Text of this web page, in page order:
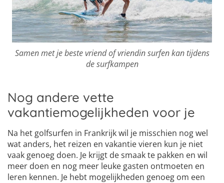
Samen met je beste vriend of vriendin surfen kan tijdens
de surfkampen
Nog andere vette
vakantiemogelijkheden voor je
Na het golfsurfen in Frankrijk wil je misschien nog wel
wat anders, het reizen en vakantie vieren kun je niet
vaak genoeg doen. Je krijgt de smaak te pakken en wil
meer doen en nog meer leuke gasten ontmoeten en
leren kennen. Je hebt mogelijkheden genoeg om een